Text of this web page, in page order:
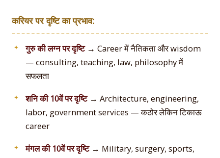
करियर पर दृष्टि का प्रभाव:
गुरु की लग्न पर दृष्टि→ Career में नैतिकता और wisdom
— consulting, teaching, law, philosophy में
सफलता
शनि की 10वें पर दृष्टि→ Architecture, engineering,
labor, government services — कठोर लेकिन टिकाऊ
career
मंगल की 10वें पर दृष्टि→ Military, surgery, sports,